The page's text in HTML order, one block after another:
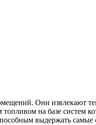
Они извлекают
на базе систем
выдержать самые